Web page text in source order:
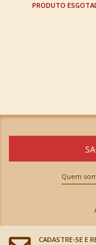
Quem
CADASTRE-SE E